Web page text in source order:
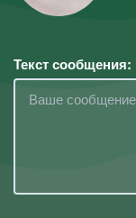
Текст сообщения: